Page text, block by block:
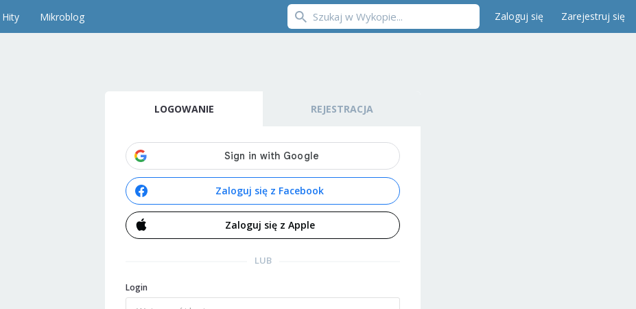
Hity Mikroblog Zaloguj się Zarejestruj się
LOGOWANIE REJESTRACJA
Zaloguj się z Facebook
Zaloguj się z Apple
LUB
Login